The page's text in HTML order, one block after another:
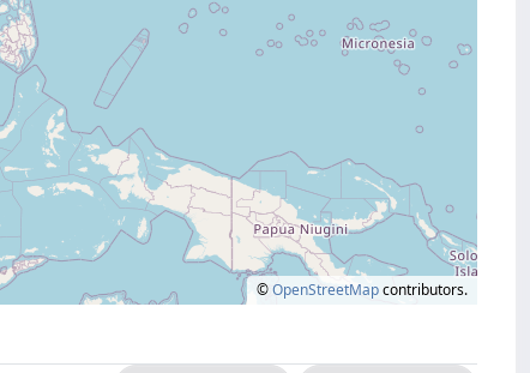
©OpenStreetMapcontributors.